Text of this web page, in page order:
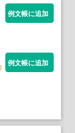
例文帳に追加
例文帳に追加